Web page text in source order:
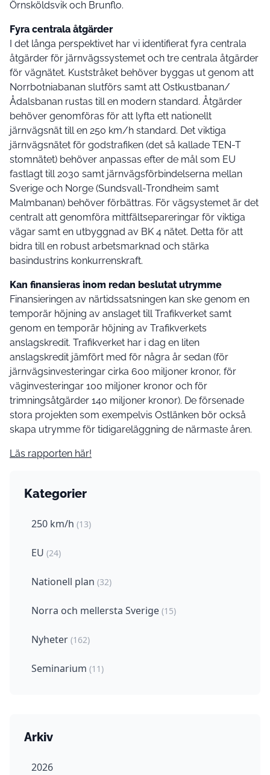
Örnsköldsvik och Brunflo.
Fyra centrala åtgärder
I det långa perspektivet har vi identifierat fyra centrala
åtgärder för järnvägssystemet och tre centrala åtgärder
för vägnätet. Kuststråket behöver byggas ut genom att
Norrbotniabanan slutförs samt att Ostkustbanan/
Ådalsbanan rustas till en modern standard. Åtgärder
behöver genomföras för att lyfta ett nationellt
järnvägsnät till en 250 km/h standard. Det viktiga
järnvägsnätet för godstrafiken (det så kallade TEN-T
stomnätet) behöver anpassas efter de mål som EU
fastlagt till 2030 samt järnvägsförbindelserna mellan
Sverige och Norge (Sundsvall-Trondheim samt
Malmbanan) behöver förbättras. För vägsystemet är det
centralt att genomföra mittfältsepareringar för viktiga
vägar samt en utbyggnad av BK 4 nätet. Detta för att
bidra till en robust arbetsmarknad och stärka
basindustrins konkurrenskraft.
Kan finansieras inom redan beslutat utrymme
Finansieringen av närtidssatsningen kan ske genom en
temporär höjning av anslaget till Trafikverket samt
genom en temporär höjning av Trafikverkets
anslagskredit. Trafikverket har i dag en liten
anslagskredit jämfört med för några år sedan (för
järnvägsinvesteringar cirka 600 miljoner kronor, för
väginvesteringar 100 miljoner kronor och för
trimningsåtgärder 140 miljoner kronor). De försenade
stora projekten som exempelvis Ostlänken bör också
skapa utrymme för tidigareläggning de närmaste åren.
Läs rapporten här!
Kategorier
250 km/h (13)
EU (24)
Nationell plan (32)
Norra och mellersta Sverige (15)
Nyheter (162)
Seminarium (11)
Arkiv
2026